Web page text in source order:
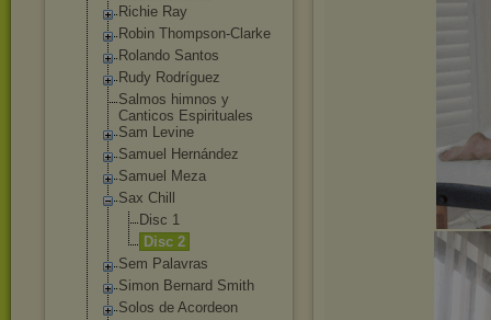
Richie Ray
Robin Thompson-Clarke
Rolando Santos
Rudy Rodríguez
Salmos himnos y
Canticos Espirituales
Sam Levine
Samuel Hernández
Samuel Meza
Sax Chill
Disc 1
Disc 2
Sem Palavras
Simon Bernard Smith
Solos de Acordeon